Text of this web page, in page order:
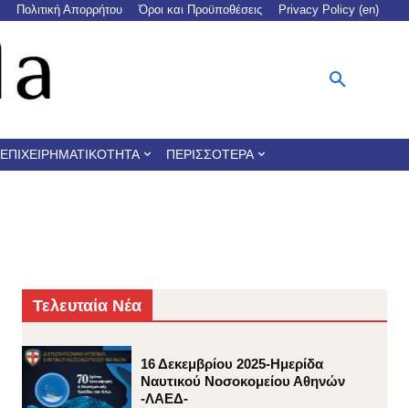
Πολιτική Απορρήτου Όροι και Προϋποθέσεις Privacy Policy (en)
ΕΠΙΧΕΙΡΗΜΑΤΙΚΌΤΗΤΑ ΠΕΡΙΣΣΌΤΕΡΑ
Τελευταία Νέα
16 Δεκεμβρίου 2025-Ημερίδα
Ναυτικού Νοσοκομείου Αθηνών
-ΛΑΕΔ-